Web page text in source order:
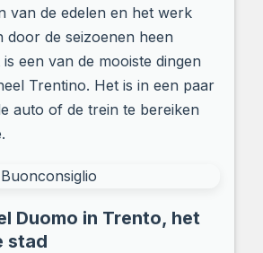
van de edelen en het werk
door de seizoenen heen
een van de mooiste dingen
Trentino. Het is in een paar
auto of de trein te bereiken
Duomo in Trento, het
stad